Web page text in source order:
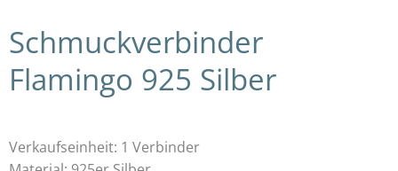
Schmuckverbinder
Flamingo 925 Silber
Verkaufseinheit: 1 Verbinder